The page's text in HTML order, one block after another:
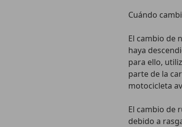
Cuándo
El cambio de
haya
para ello,
parte de la
motocicleta
El cambio de
debido a